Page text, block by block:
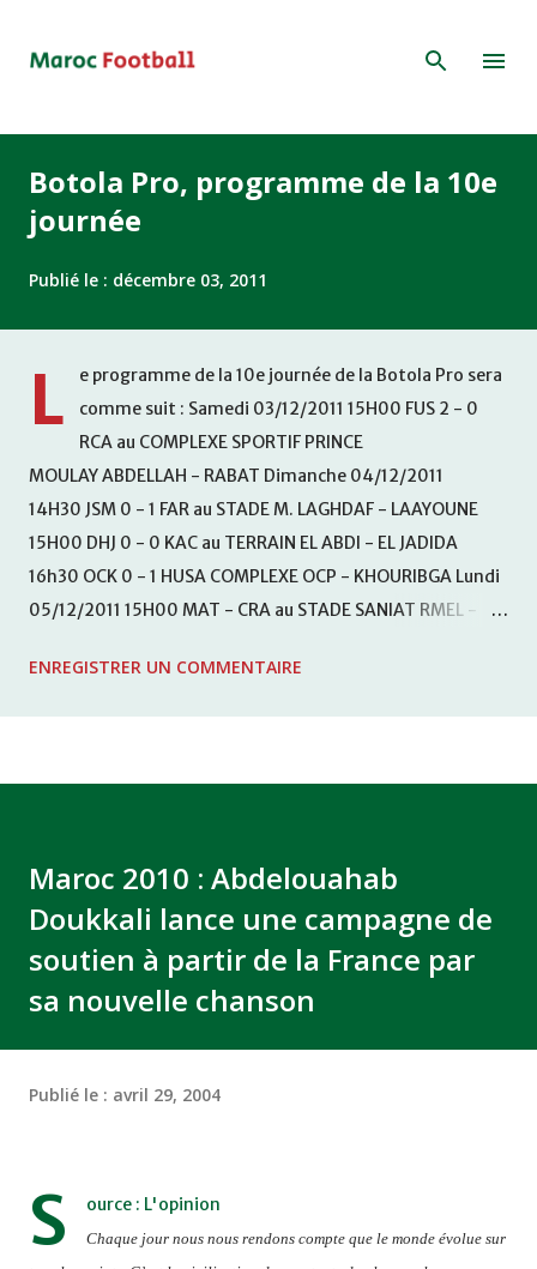
Botola Pro, programme de la 10e
journée
Publié le : décembre 03, 2011
L
e programme de la 10e journée de la Botola Pro sera
comme suit : Samedi 03/12/2011 15H00 FUS 2 - 0
RCA au COMPLEXE SPORTIF PRINCE
MOULAY ABDELLAH - RABAT Dimanche 04/12/2011
14H30 JSM 0 - 1 FAR au STADE M. LAGHDAF - LAAYOUNE
15H00 DHJ 0 - 0 KAC au TERRAIN EL ABDI - EL JADIDA
16h30 OCK 0 - 1 HUSA COMPLEXE OCP - KHOURIBGA Lundi
05/12/2011 15H00 MAT - CRA au STADE SANIAT RMEL -
KHEMISET Mardi 06/12/2011 15H00 WAF - OCS au
ENREGISTRER UN COMMENTAIRE
Maroc 2010 : Abdelouahab
Doukkali lance une campagne de
soutien à partir de la France par
sa nouvelle chanson
Publié le : avril 29, 2004
S ource : L'opinion
Chaque jour nous nous rendons compte que le monde évolue sur